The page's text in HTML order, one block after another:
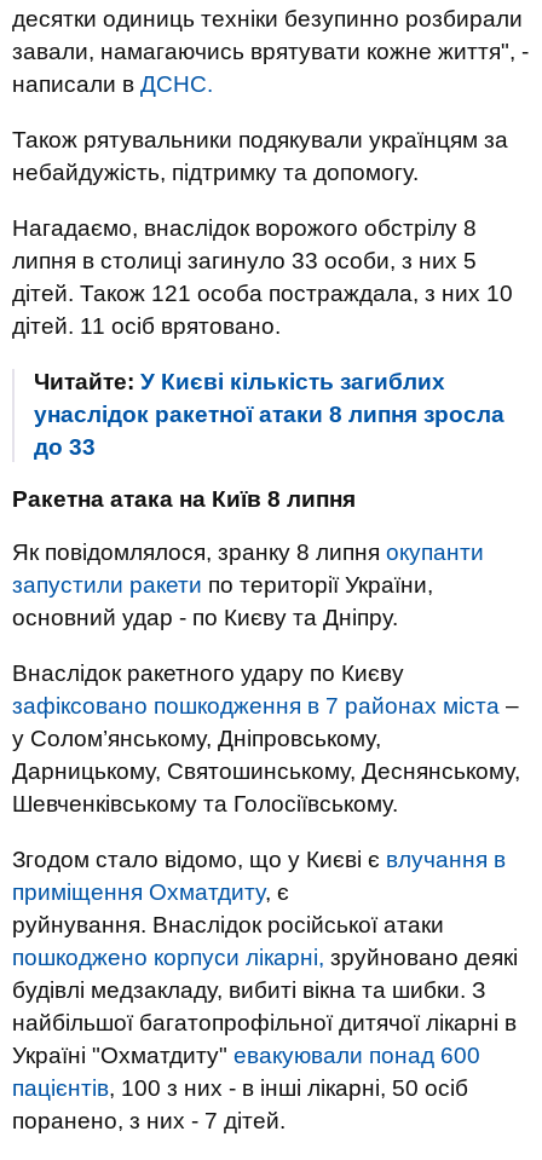
десятки одиниць техніки безупинно розбирали
завали, намагаючись врятувати кожне життя", -
написали в ДСНС.
Також рятувальники подякували українцям за
небайдужість, підтримку та допомогу.
Нагадаємо, внаслідок ворожого обстрілу 8
липня в столиці загинуло 33 особи, з них 5
дітей. Також 121 особа постраждала, з них 10
дітей. 11 осіб врятовано.
Читайте: У Києві кількість загиблих
унаслідок ракетної атаки 8 липня зросла
до 33
Ракетна атака на Київ 8 липня
Як повідомлялося, зранку 8 липня окупанти
запустили ракети по території України,
основний удар - по Києву та Дніпру.
Внаслідок ракетного удару по Києву
зафіксовано пошкодження в 7 районах міста –
у Солом’янському, Дніпровському,
Дарницькому, Святошинському, Деснянському,
Шевченківському та Голосіївському.
Згодом стало відомо, що у Києві є влучання в
приміщення Охматдиту, є
руйнування. Внаслідок російської атаки
пошкоджено корпуси лікарні, зруйновано деякі
будівлі медзакладу, вибиті вікна та шибки. З
найбільшої багатопрофільної дитячої лікарні в
Україні "Охматдиту" евакуювали понад 600
пацієнтів, 100 з них - в інші лікарні, 50 осіб
поранено, з них - 7 дітей.